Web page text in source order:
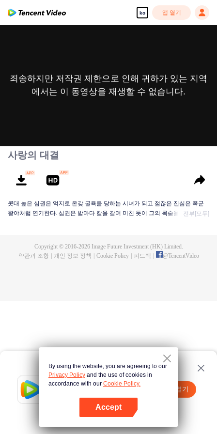
ko 앱 열기
Tencent Video
앱 열기
여기 클릭 다시 시도
죄송하지만 저작권 제한으로 인해 귀하가 있는 지역
에서는 이 동영상을 재생할 수 없습니다.
사랑의 대결
콧대 높은 심권은 억지로 온갖 굴욕을 당하는 시녀가 되고 점잖은 진심은 폭군
왕야처럼 연기한다. 심권은 밤마다 칼을 갈며 미친 듯이 그의 목숨을 노리고, 진
전부[모두]
Copyright © 2016-2026Image Future Investment (HK) Limited.
약관과 조항
개인 정보 정책 Cookie Policy 피드백 @TencentVideo
By using the website, you are agreeing to our
Privacy Policy and the use of cookies in
accordance with our Cookie Policy.
Accept